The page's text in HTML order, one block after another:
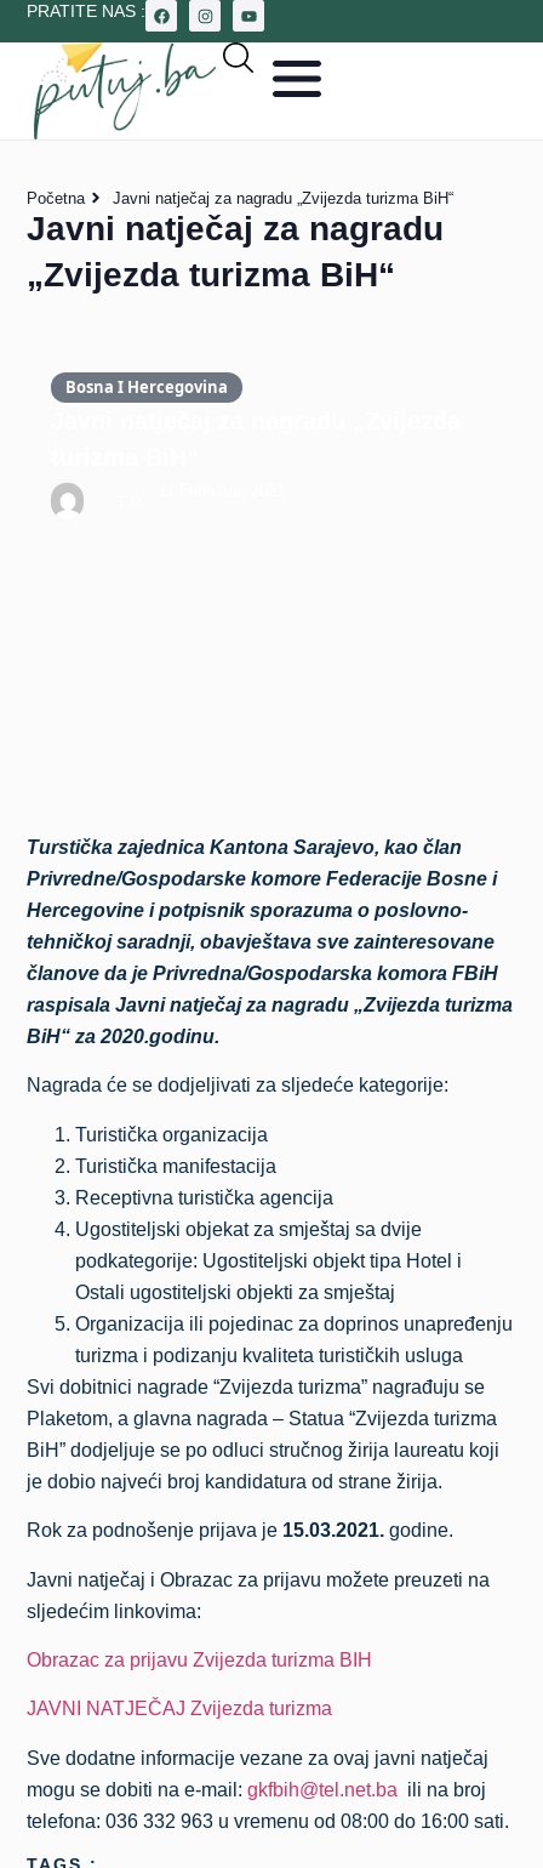
PRATITE NAS :
Početna Javni natječaj za nagradu „Zvijezda turizma BiH“
Javni natječaj za nagradu
„Zvijezda turizma BiH“
Bosna I Hercegovina
Turstička zajednica Kantona Sarajevo, kao član
Privredne/Gospodarske komore Federacije Bosne i
Hercegovine i potpisnik sporazuma o poslovno-
tehničkoj saradnji, obavještava sve zainteresovane
članove da je Privredna/Gospodarska komora FBiH
raspisala Javni natječaj za nagradu „Zvijezda turizma
BiH“ za 2020.godinu.
Nagrada će se dodjeljivati za sljedeće kategorije:
Turistička organizacija
Turistička manifestacija
Receptivna turistička agencija
Ugostiteljski objekat za smještaj sa dvije
podkategorije: Ugostiteljski objekt tipa Hotel i
Ostali ugostiteljski objekti za smještaj
Organizacija ili pojedinac za doprinos unapređenju
turizma i podizanju kvaliteta turističkih usluga
Svi dobitnici nagrade “Zvijezda turizma” nagrađuju se
Plaketom, a glavna nagrada – Statua “Zvijezda turizma
BiH” dodjeljuje se po odluci stručnog žirija laureatu koji
je dobio najveći broj kandidatura od strane žirija.
Rok za podnošenje prijava je 15.03.2021. godine.
Javni natječaj i Obrazac za prijavu možete preuzeti na
sljedećim linkovima:
Obrazac za prijavu Zvijezda turizma BIH
JAVNI NATJEČAJ Zvijezda turizma
Sve dodatne informacije vezane za ovaj javni natječaj
mogu se dobiti na e-mail:gkfbih@tel.net.ba ili na broj
telefona: 036 332 963 u vremenu od 08:00 do 16:00 sati.